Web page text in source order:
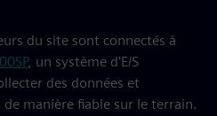
du site sont connectés à
, un système d'E/S
des données et
manière fiable sur le terrain.